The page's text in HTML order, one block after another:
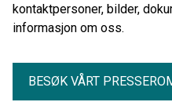
kontaktpersoner, bilder,
informasjon om oss.
BESØK VÅRT